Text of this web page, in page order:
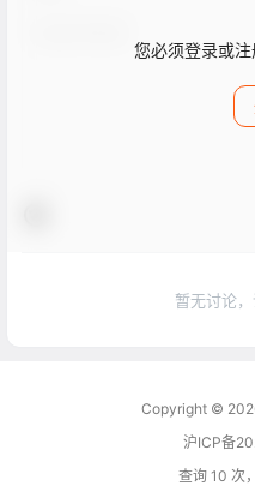
您必须登录或
暂无讨论
Copyright ©
沪ICP备
查询 10 次